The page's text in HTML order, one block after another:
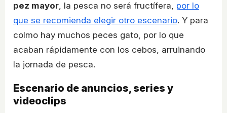
pez mayor, la pesca no será fructífera, por lo
que se recomienda elegir otro escenario. Y para
colmo hay muchos peces gato, por lo que
acaban rápidamente con los cebos, arruinando
la jornada de pesca.
Escenario de anuncios, series y
videoclips